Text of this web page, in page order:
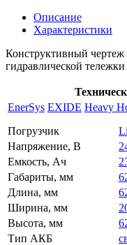
Описание
Характеристики
Конструктивный чертеж
гидравлической
EnerSys EXIDE Heavy
Погрузчик
Напряжение, В
Емкость, Ач
Габариты, мм
Длина, мм
Ширина, мм
Высота, мм
Тип АКБ